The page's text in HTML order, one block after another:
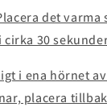
det
30
i ena hörnet
placera